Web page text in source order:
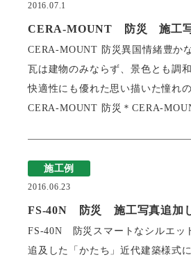
2016.07.1
CERA-MOUNT 防災 施工写
CERA-MOUNT 防災異国情緒豊か
瓦は建物のみならず、景色とも調
快適性にも優れた思い描いた憧れ
CERA-MOUNT 防災＊CERA-
施工例
2016.06.23
FS-40N 防災 施工写真追加
FS-40N 防災スマートなシルエッ
追及した「かたち」近代建築様式